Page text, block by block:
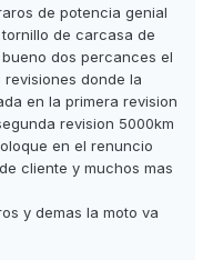
de potencia genial
de carcasa de
dos percances el
donde la
en la primera revision
revision 5000km
en el renuncio
cliente y muchos mas
y demas la moto va